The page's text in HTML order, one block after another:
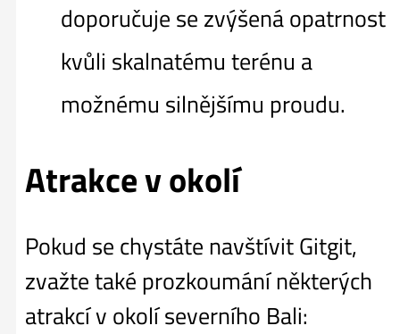
doporučuje se zvýšená opatrnost
kvůli skalnatému terénu a
možnému silnějšímu proudu.
Atrakce v okolí
Pokud se chystáte navštívit Gitgit,
zvažte také prozkoumání některých
atrakcí v okolí severního Bali: